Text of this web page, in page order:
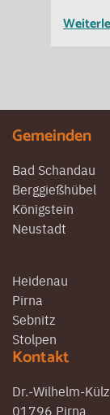
Gemeinden
Bad Schandau
Berggießhübel
Königstein
Neustadt
Heidenau
Pirna
Sebnitz
Stolpen
Kontakt
Dr.-Wilhelm-
01796 Pirna